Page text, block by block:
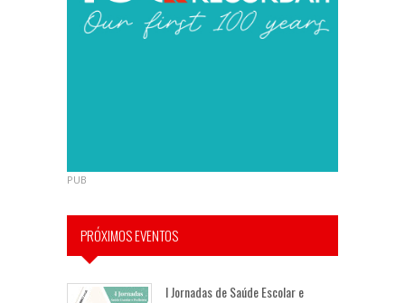
PUB
PRÓXIMOS EVENTOS
I Jornadas de Saúde Escolar e